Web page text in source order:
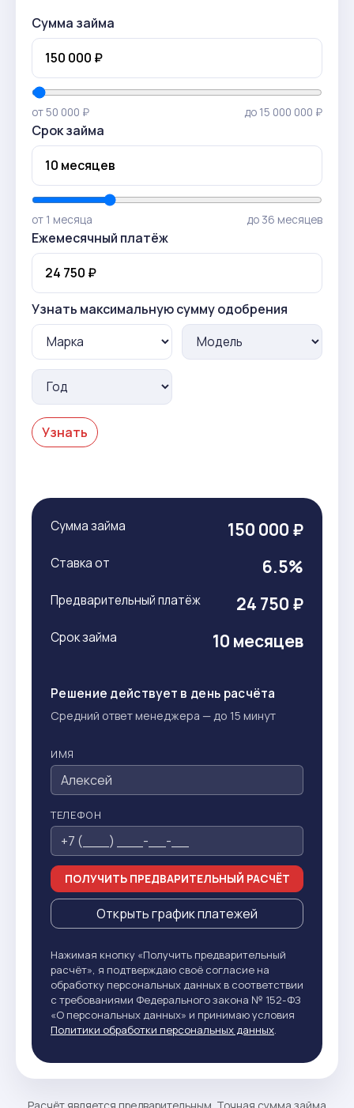
Сумма займа
от 50 000 ₽ до 15 000 000 ₽
Срок займа
от 1 месяца до 36 месяцев
Ежемесячный платёж
Узнать максимальную сумму одобрения
Узнать
Сумма займа 150 000 ₽
Ставка от 6.5%
Предварительный платёж 24 750 ₽
Срок займа 10 месяцев
Решение действует в день расчёта
Средний ответ менеджера — до 15 минут
ИМЯ
ТЕЛЕФОН
ПОЛУЧИТЬ ПРЕДВАРИТЕЛЬНЫЙ РАСЧЁТ
Открыть график платежей
Нажимая кнопку «Получить предварительный
расчёт», я подтверждаю своё согласие на
обработку персональных данных в соответствии
с требованиями Федерального закона № 152-ФЗ
«О персональных данных» и принимаю условия
Политики обработки персональных данных.